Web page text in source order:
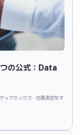
の公式：Data
ィアミックス・効果測定をす